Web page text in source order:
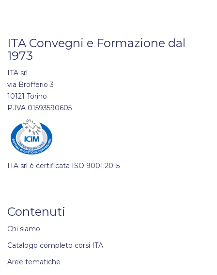
ITA Convegni e Formazione dal
1973
ITA srl
via Brofferio 3
10121 Torino
P.IVA 01593590605
ITA srl è certificata ISO 9001:2015
Contenuti
Chi siamo
Catalogo completo corsi ITA
Aree tematiche